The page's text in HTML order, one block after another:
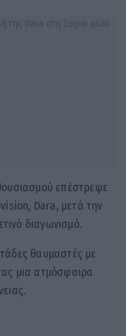
επέστρεψε
Dara, μετά την
διαγωνισμό.
θαυμαστές με
μια ατμόσφαιρα